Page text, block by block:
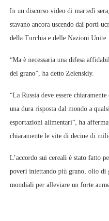
In un discorso video di martedì
stavano ancora uscendo dai porti
della Turchia e delle Nazioni Unite.
“Ma è necessaria una difesa
del grano”, ha detto Zelenskiy.
“La Russia deve essere
una dura risposta dal mondo a
esportazioni alimentari”, ha
chiaramente le vite di decine di
L’accordo sui cereali è stato fatto
poveri iniettando più grano, olio di
mondiali per alleviare un forte